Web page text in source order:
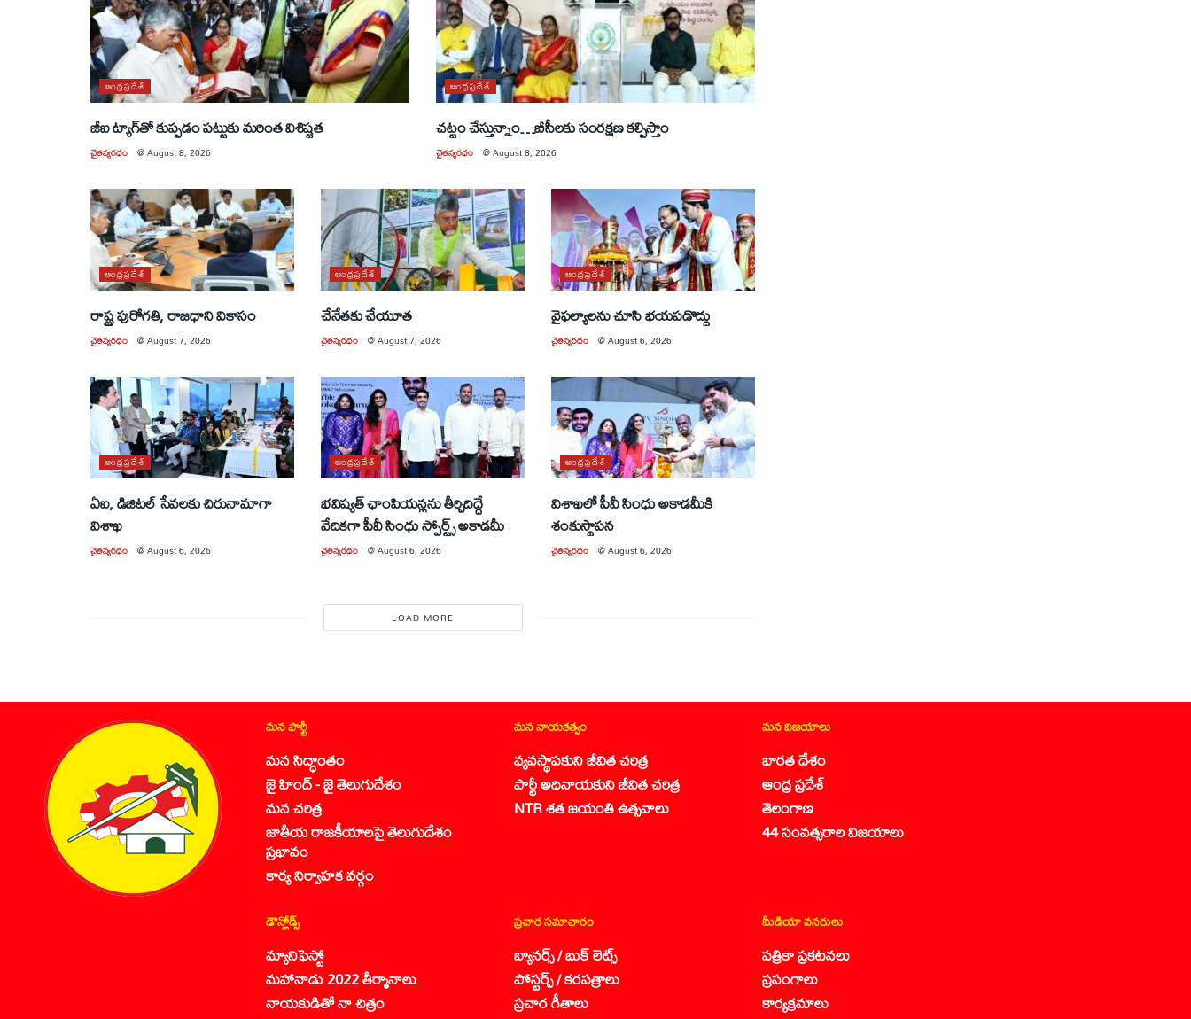
ఆంధ్రప్రదేశ్
జీఐ ట్యాగ్‌తో కుప్పడం పట్టుకు మరింత విశిష్టత
చైతన్యరధం @August 8, 2026
ఆంధ్రప్రదేశ్
చట్టం చేస్తున్నాం…బీసీలకు సంరక్షణ కల్పిస్తాం
చైతన్యరధం @August 8, 2026
ఆంధ్రప్రదేశ్
రాష్ట్ర పురోగతి, రాజధాని వికాసం
చైతన్యరధం @August 7, 2026
ఆంధ్రప్రదేశ్
చేనేతకు చేయూత
చైతన్యరధం @August 7, 2026
ఆంధ్రప్రదేశ్
వైఫల్యాలను చూసి భయపడొద్దు
చైతన్యరధం @August 6, 2026
ఆంధ్రప్రదేశ్
ఏఐ, డిజిటల్ సేవలకు చిరునామాగా
విశాఖ
చైతన్యరధం @August 6, 2026
ఆంధ్రప్రదేశ్
భవిష్యత్ ఛాంపియన్లను తీర్చిదిద్దే
వేదికగా పీవీ సింధు స్పోర్ట్స్ అకాడమీ
చైతన్యరధం @August 6, 2026
ఆంధ్రప్రదేశ్
విశాఖలో పీవీ సింధు అకాడమీకి
శంకుస్థాపన
చైతన్యరధం @August 6, 2026
LOAD MORE
మన పార్టీ
మన సిద్ధాంతం
జై హింద్ - జై తెలుగుదేశం
మన చరిత్ర
జాతీయ రాజకీయాలపై తెలుగుదేశం
ప్రభావం
కార్య నిర్వాహక వర్గం
మన నాయకత్వం
వ్యవస్థాపకుని జీవిత చరిత్ర
పార్టీ అధినాయకుని జీవిత చరిత్ర
NTR శత జయంతి ఉత్సవాలు
మన విజయాలు
భారత దేశం
ఆంధ్ర ప్రదేశ్
తెలంగాణ
44 సంవత్సరాల విజయాలు
డౌన్లోడ్స్
మ్యానిఫెస్టో
మహానాడు 2022 తీర్మానాలు
నాయకుడితో నా చిత్రం
ప్రచార సమాచారం
బ్యానర్స్ / బుక్ లెట్స్
పోస్టర్స్ / కరపత్రాలు
ప్రచార గీతాలు
మీడియా వనరులు
పత్రికా ప్రకటనలు
ప్రసంగాలు
కార్యక్రమాలు